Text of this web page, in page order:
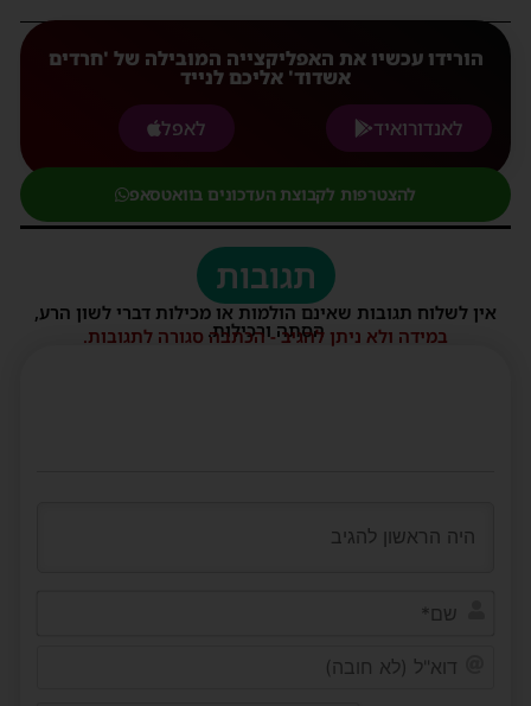
הורידו עכשיו את האפליקצייה המובילה של 'חרדים
אשדוד' אליכם לנייד
לאנדורואיד
לאפל
להצטרפות לקבוצת העדכונים בוואטסאפ
תגובות
אין לשלוח תגובות שאינם הולמות או מכילות דברי לשון הרע,
הסתה ורכילות.
במידה ולא ניתן להגיב - הכתבה סגורה לתגובות.